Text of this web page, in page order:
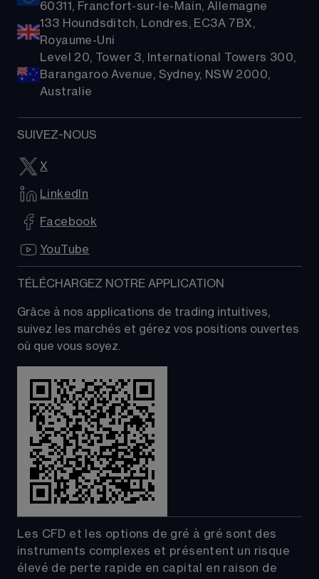
60311, Francfort-sur-le-Main, Allemagne
133 Houndsditch, Londres, EC3A 7BX,
Royaume-Uni
Level 20, Tower 3, International Towers 300,
Barangaroo Avenue, Sydney, NSW 2000,
Australie
SUIVEZ-NOUS
X
LinkedIn
Facebook
YouTube
TÉLÉCHARGEZ NOTRE APPLICATION
Grâce à nos applications de trading intuitives,
suivez les marchés et gérez vos positions ouvertes
où que vous soyez.
Les CFD et les options de gré à gré sont des
instruments complexes et présentent un risque
élevé de perte rapide en capital en raison de